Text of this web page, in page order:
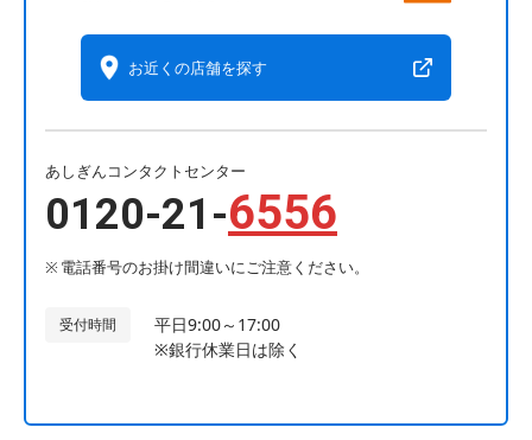
お近くの店舗を探す
あしぎんコンタクトセンター
0120-21-6556
電話番号のお掛け間違いにご注意ください。
受付時間
平日9:00～17:00
※銀行休業日は除く